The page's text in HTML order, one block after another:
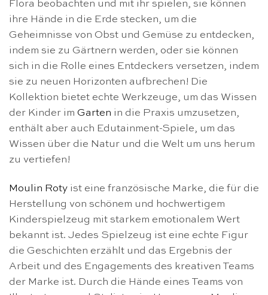
Flora beobachten und mit ihr spielen, sie können
ihre Hände in die Erde stecken, um die
Geheimnisse von Obst und Gemüse zu entdecken,
indem sie zu Gärtnern werden, oder sie können
sich in die Rolle eines Entdeckers versetzen, indem
sie zu neuen Horizonten aufbrechen! Die
Kollektion bietet echte Werkzeuge, um das Wissen
der Kinder im Garten in die Praxis umzusetzen,
enthält aber auch Edutainment-Spiele, um das
Wissen über die Natur und die Welt um uns herum
zu vertiefen!
Moulin Roty ist eine französische Marke, die für die
Herstellung von schönem und hochwertigem
Kinderspielzeug mit starkem emotionalem Wert
bekannt ist. Jedes Spielzeug ist eine echte Figur
die Geschichten erzählt und das Ergebnis der
Arbeit und des Engagements des kreativen Teams
der Marke ist. Durch die Hände eines Teams von